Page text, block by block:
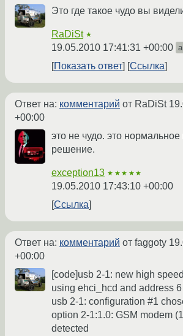
Это где такое чудо вы
RaDiSt ★
19.05.2010 17:41:31 +00:00
Показать ответ Ссылка
Ответ на: комментарий от RaDiSt
+00:00
это не чудо. это
решение.
exception13 ★★★★★
19.05.2010 17:43:10 +00:00
Ссылка
Ответ на: комментарий от faggoty
+00:00
[code]usb 2-1: new high
using ehci_hcd and address 6
usb 2-1: configuration #1
option 2-1:1.0: GSM modem
detected